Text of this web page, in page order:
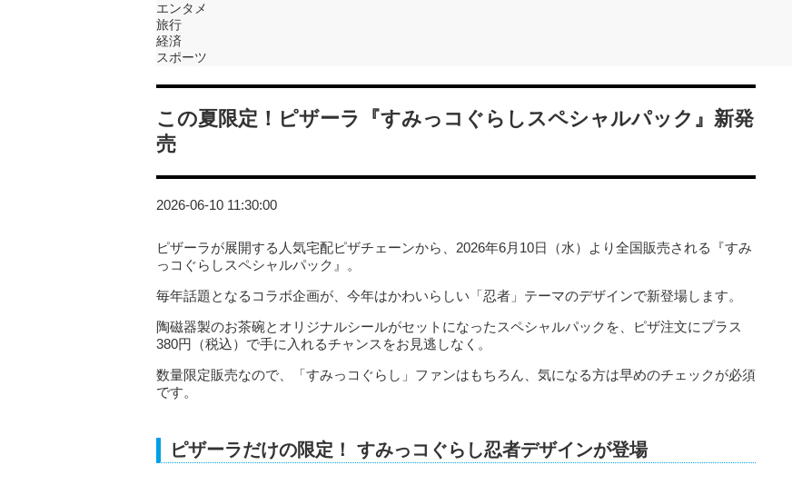
エンタメ
旅行
経済
スポーツ
この夏限定！ピザーラ『すみっコぐらしスペシャルパック』新発
売
2026-06-10 11:30:00
ピザーラが展開する人気宅配ピザチェーンから、2026年6月10日（水）より全国販売される『すみ
っコぐらしスペシャルパック』。
毎年話題となるコラボ企画が、今年はかわいらしい「忍者」テーマのデザインで新登場します。
陶磁器製のお茶碗とオリジナルシールがセットになったスペシャルパックを、ピザ注文にプラス
380円（税込）で手に入れるチャンスをお見逃しなく。
数量限定販売なので、「すみっコぐらし」ファンはもちろん、気になる方は早めのチェックが必須
です。
ピザーラだけの限定！ すみっコぐらし忍者デザインが登場